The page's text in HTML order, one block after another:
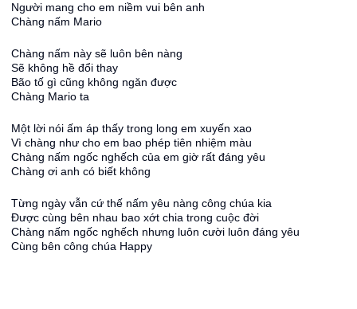
Người mang cho em niềm vui bên anh
Chàng nấm Mario
Chàng nấm này sẽ luôn bên nàng
Sẽ không hề đổi thay
Bão tố gì cũng không ngăn được
Chàng Mario ta
Một lời nói ấm áp thấy trong long em xuyến xao
Vì chàng như cho em bao phép tiên nhiệm màu
Chàng nấm ngốc nghếch của em giờ rất đáng yêu
Chàng ơi anh có biết không
Từng ngày vẫn cứ thế nấm yêu nàng công chúa kia
Được cùng bên nhau bao xớt chia trong cuộc đời
Chàng nấm ngốc nghếch nhưng luôn cười luôn đáng yêu
Cùng bên công chúa Happy